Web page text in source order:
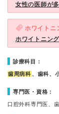
女性の医師が
ホワイトニ
ホワイトニン
診療科目：
歯周病科 、歯科、
専門医・資格：
口腔外科専門医、